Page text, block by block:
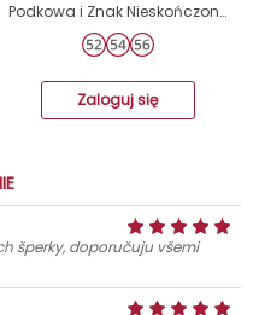
Podkowa i Znak Nieskończoności - Srebro Próby 925 Srebrne Pierścionki A4S47204
Zaloguj się
šperky, doporučuju všemi